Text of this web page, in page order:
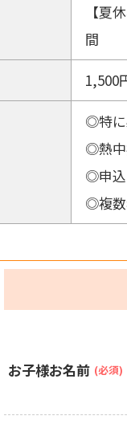
【夏
間
1,500
◎特に
◎熱中
◎申込
◎複数
お子様お名前 (必須)